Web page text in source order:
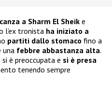
a Sharm El Sheik e
l’ex tronista ha iniziato a
partiti dallo stomaco fino a
una febbre abbastanza alta.
è preoccupata e si è presa
tenendo sempre